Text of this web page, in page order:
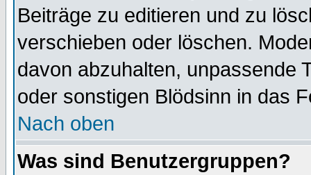
Beiträge zu editieren und zu
verschieben oder löschen.
davon abzuhalten, unpassende
oder sonstigen Blödsinn in das
Nach oben
Was sind Benutzergruppen?